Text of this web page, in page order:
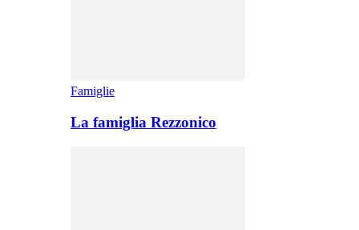
Famiglie
La famiglia Rezzonico